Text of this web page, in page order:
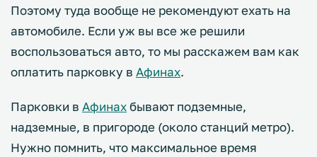
Поэтому туда вообще не рекомендуют ехать на
автомобиле. Если уж вы все же решили
воспользоваться авто, то мы расскажем вам как
оплатить парковку в Афинах.
Парковки в Афинахбывают подземные,
надземные, в пригороде (около станций метро).
Нужно помнить, что максимальное время